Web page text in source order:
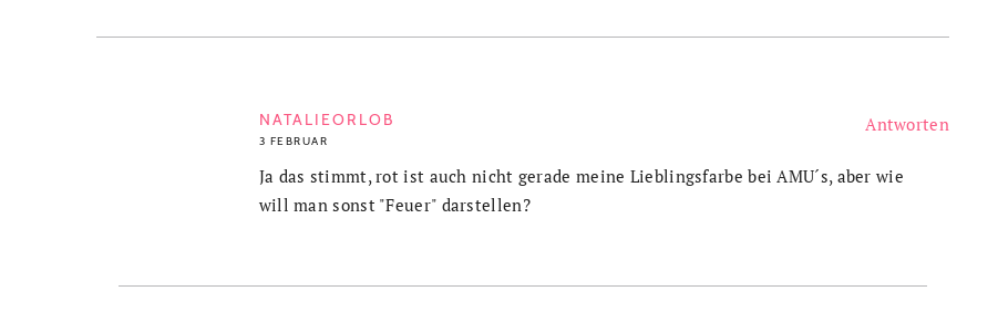
NATALIEORLOB
3 FEBRUAR
Ja das stimmt, rot ist auch nicht gerade meine Lieblingsfarbe bei AMU´s, aber wie
will man sonst "Feuer" darstellen?
Antworten